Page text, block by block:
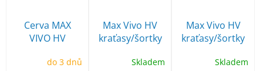
Cerva MAX
VIVO HV
žluté
do 3 dnů
Max Vivo HV
kraťasy/šortky
Skladem
Max Vivo HV
kraťasy/šortky
Skladem